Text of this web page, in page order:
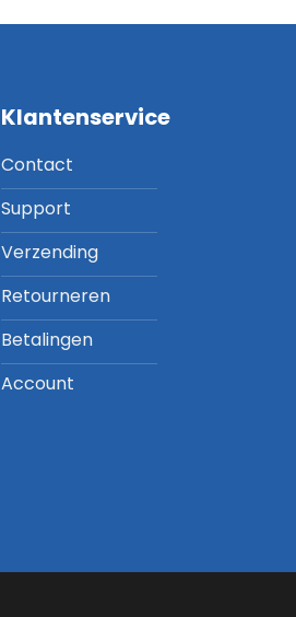
Klantenservice
Contact
Support
Verzending
Retourneren
Betalingen
Account